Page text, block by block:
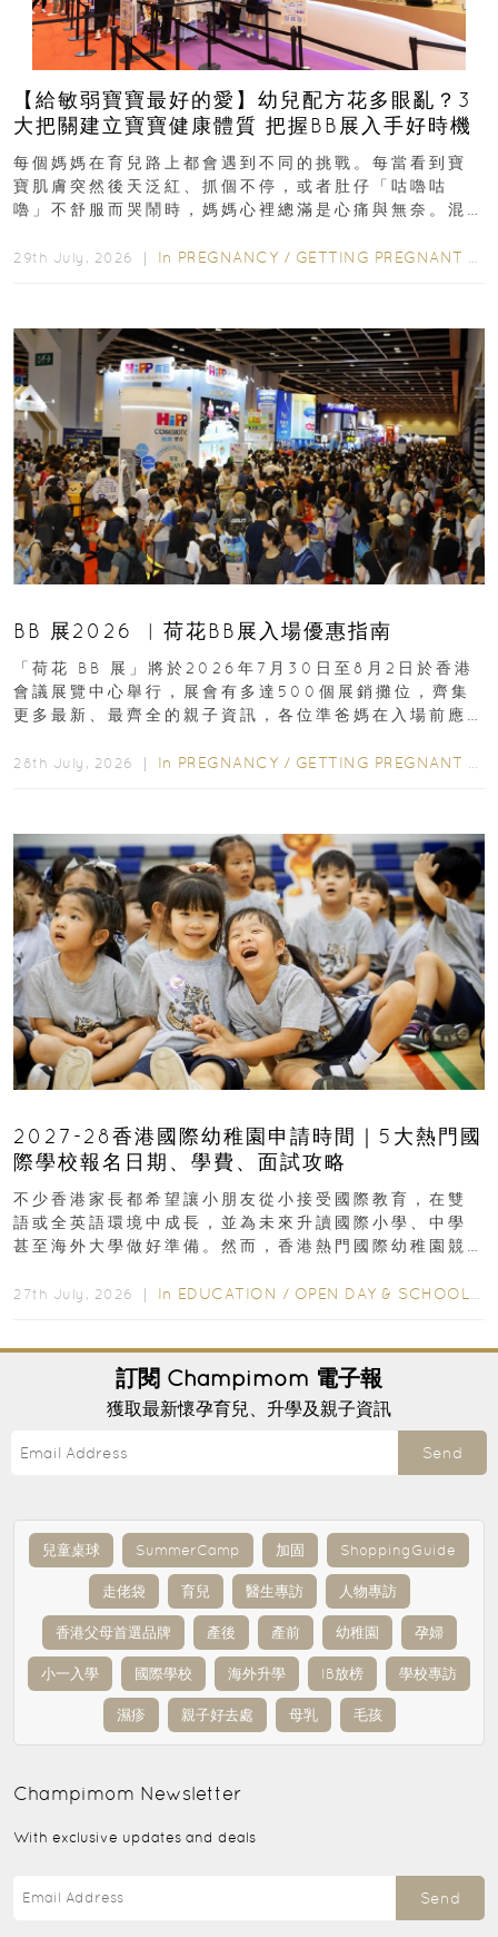
【給敏弱寶寶最好的愛】幼兒配方花多眼亂？3
大把關建立寶寶健康體質 把握BB展入手好時機
每個媽媽在育兒路上都會遇到不同的挑戰。每當看到寶
寶肌膚突然後天泛紅、抓個不停，或者肚仔「咕嚕咕
嚕」不舒服而哭鬧時，媽媽心裡總滿是心痛與無奈。混
29th July, 2026 ｜ In PREGNANCY / GETTING PREGNANT
BB 展2026 ︳荷花BB展入場優惠指南
「荷花 BB 展」將於2026年7月30日至8月2日於香港
會議展覽中心舉行，展會有多達500個展銷攤位，齊集
更多最新、最齊全的親子資訊，各位準爸媽在入場前應
28th July, 2026 ｜ In PREGNANCY / GETTING PREGNANT
2027-28香港國際幼稚園申請時間｜5大熱門國
際學校報名日期、學費、面試攻略
不少香港家長都希望讓小朋友從小接受國際教育，在雙
語或全英語環境中成長，並為未來升讀國際小學、中學
甚至海外大學做好準備。然而，香港熱門國際幼稚園競
27th July, 2026 ｜ In EDUCATION / OPEN DAY & SCHOOL EVENTS
訂閱 Champimom 電子報
獲取最新懷孕育兒、升學及親子資訊
Send
兒童桌球 SummerCamp 加固 ShoppingGuide
走佬袋 育兒 醫生專訪 人物專訪
香港父母首選品牌 產後 產前 幼稚園 孕婦
小一入學 國際學校 海外升學 IB放榜 學校專訪
濕疹 親子好去處 母乳 毛孩
Champimom Newsletter
With exclusive updates and deals
Send